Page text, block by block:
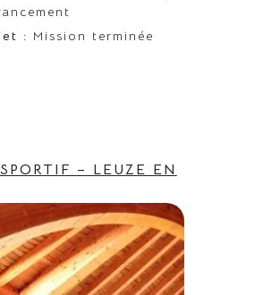
: Mission terminée
– LEUZE EN